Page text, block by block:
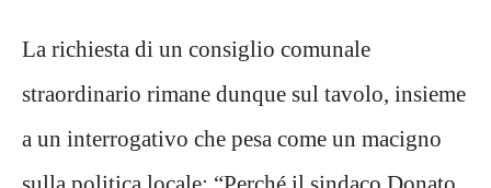
La richiesta di un consiglio comunale
straordinario rimane dunque sul tavolo, insieme
a un interrogativo che pesa come un macigno
sulla politica locale: “Perché il sindaco Donato